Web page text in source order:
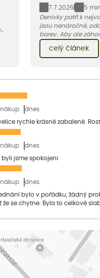
7.7.2026
5
Denivky patří k
jsou nenáročné,
barev. Aby ale
doplnit vhodnými
jakými trvalkami a
celý článek
dnes
rychle krásně zabalené.
dnes
byli jsme spokojeni
dnes
bylo v pořádku, žádný
že se chytne. Byla to celkově